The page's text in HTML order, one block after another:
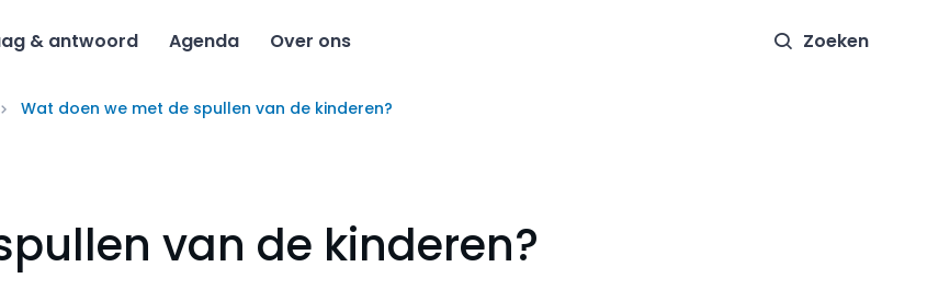
& antwoord Agenda Over ons Zoeken
Wat doen we met de spullen van de kinderen?
van de kinderen?